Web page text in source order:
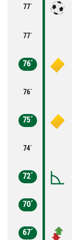
77´
77´
76´
76´
75´
74´
72´
70´
67´